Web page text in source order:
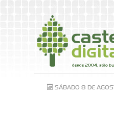
SÁBADO 8 DE